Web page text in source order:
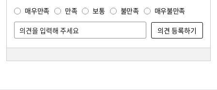
매우만족 만족 보통 불만족 매우불만족